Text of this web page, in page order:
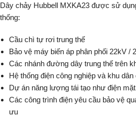
Dây chảy Hubbell MXKA23 được sử
thống:
Cầu chì tự rơi trung thế
Bảo vệ máy biến áp phân phối 22kV /
Các nhánh đường dây trung thế trên
Hệ thống điện công nghiệp và khu
Dự án năng lượng tái tạo như điện
Các công trình điện yêu cầu bảo vệ
ưu